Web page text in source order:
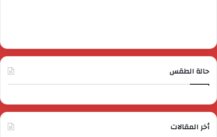
حالة الطقس
أخر المقالات